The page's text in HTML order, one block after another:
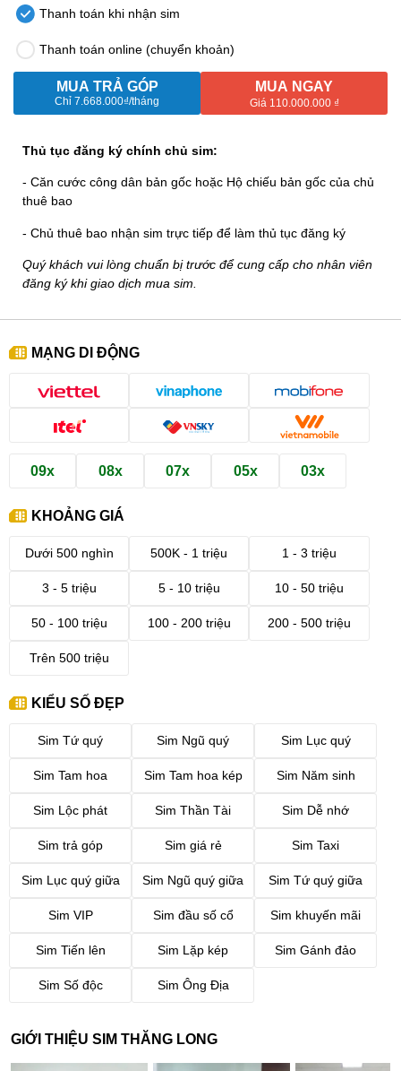
Thanh toán khi nhận sim
Thanh toán online (chuyển khoản)
MUA TRẢ GÓP
Chỉ 7.668.000₫/tháng
MUA NGAY
Giá 110.000.000 ₫
Thủ tục đăng ký chính chủ sim:
- Căn cước công dân bản gốc hoặc Hộ chiếu bản gốc của chủ
thuê bao
- Chủ thuê bao nhận sim trực tiếp để làm thủ tục đăng ký
Quý khách vui lòng chuẩn bị trước để cung cấp cho nhân viên
đăng ký khi giao dịch mua sim.
MẠNG DI ĐỘNG
09x 08x 07x 05x 03x
KHOẢNG GIÁ
Dưới 500 nghìn 500K - 1 triệu 1 - 3 triệu
3 - 5 triệu 5 - 10 triệu 10 - 50 triệu
50 - 100 triệu 100 - 200 triệu 200 - 500 triệu
Trên 500 triệu
KIỂU SỐ ĐẸP
Sim Tứ quý Sim Ngũ quý Sim Lục quý
Sim Tam hoa Sim Tam hoa kép Sim Năm sinh
Sim Lộc phát Sim Thần Tài Sim Dễ nhớ
Sim trả góp Sim giá rẻ Sim Taxi
Sim Lục quý giữa Sim Ngũ quý giữa Sim Tứ quý giữa
Sim VIP Sim đầu số cổ Sim khuyến mãi
Sim Tiến lên Sim Lặp kép Sim Gánh đảo
Sim Số độc Sim Ông Địa
GIỚI THIỆU SIM THĂNG LONG